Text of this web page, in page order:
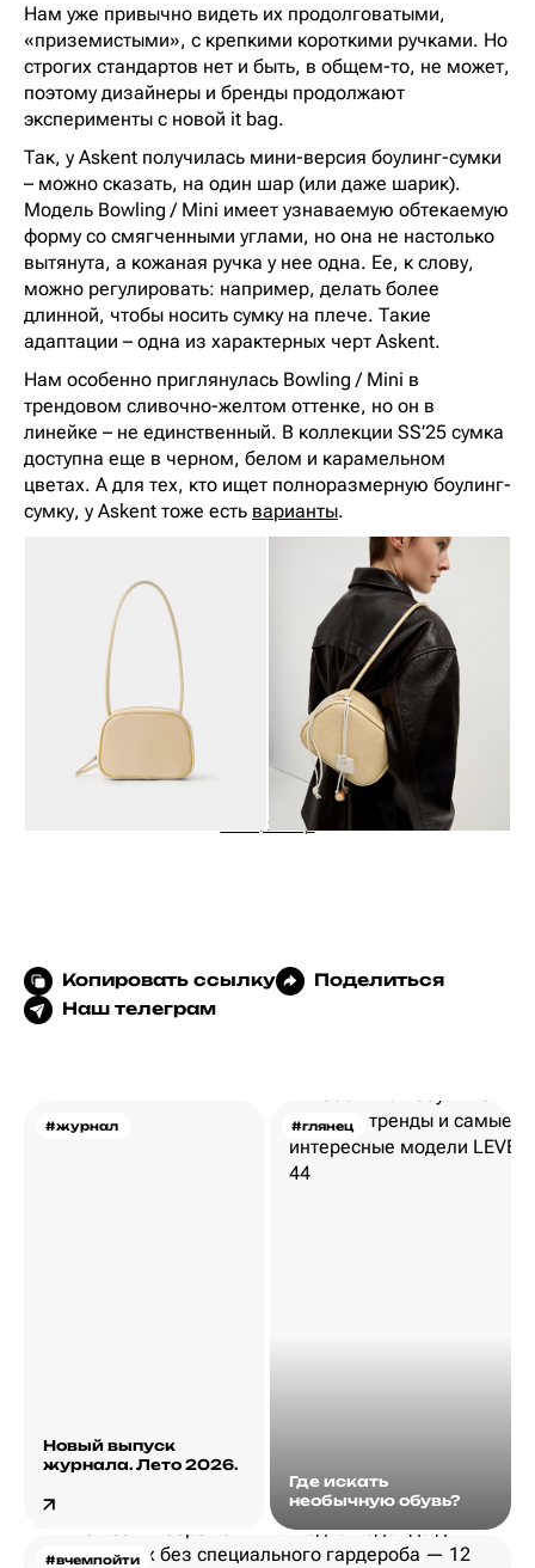
Нам уже привычно видеть их продолговатыми,
«приземистыми», с крепкими короткими ручками. Но
строгих стандартов нет и быть, в общем-то, не может,
поэтому дизайнеры и бренды продолжают
эксперименты с новой it bag.
Так, у Askent получилась мини-версия боулинг-сумки
– можно сказать, на один шар (или даже шарик).
Модель Bowling / Mini имеет узнаваемую обтекаемую
форму со смягченными углами, но она не настолько
вытянута, а кожаная ручка у нее одна. Ее, к слову,
можно регулировать: например, делать более
длинной, чтобы носить сумку на плече. Такие
адаптации – одна из характерных черт Askent.
Нам особенно приглянулась Bowling / Mini в
трендовом сливочно-желтом оттенке, но он в
линейке – не единственный. В коллекции SS’25 сумка
доступна еще в черном, белом и карамельном
цветах. А для тех, кто ищет полноразмерную боулинг-
сумку, у Askent тоже есть варианты.
ASKENT, 23 500 р.
Копировать ссылку
Поделиться
Наш телеграм
#журнал
Новый выпуск
журнала. Лето 2026.
#глянец
Где искать
необычную обувь?
#вчемпойти